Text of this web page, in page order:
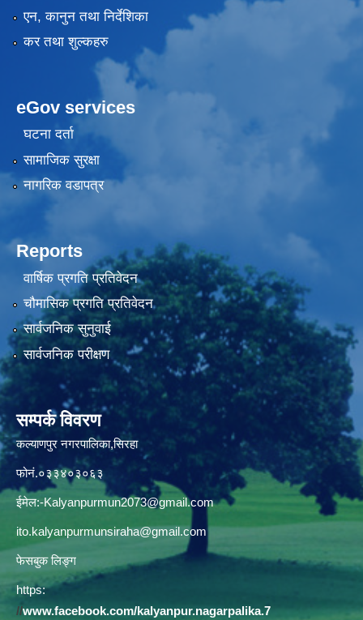
एन, कानुन तथा निर्देशिका
कर तथा शुल्कहरु
eGov services
घटना दर्ता
सामाजिक सुरक्षा
नागरिक वडापत्र
Reports
वार्षिक प्रगति प्रतिवेदन
चौमासिक प्रगति प्रतिवेदन
सार्वजनिक सुनुवाई
सार्वजनिक परीक्षण
सम्पर्क विवरण
कल्याणपुर नगरपालिका,सिरहा
फोनं.०३३४०३०६३
ईमेल:-Kalyanpurmun2073@gmail.com
ito.kalyanpurmunsiraha@gmail.com
फेसबुक लिङ्ग
https:
//www.facebook.com/kalyanpur.nagarpalika.7